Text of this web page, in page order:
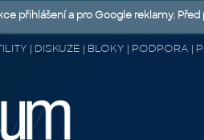
| DISKUZE | BLOKY | PODPORA |
přihlášení a pro Google reklamy.